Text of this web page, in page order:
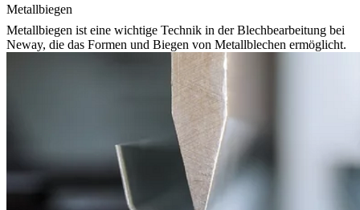
Metallbiegen
Metallbiegen ist eine wichtige Technik in der Blechbearbeitung bei
Neway, die das Formen und Biegen von Metallblechen ermöglicht.